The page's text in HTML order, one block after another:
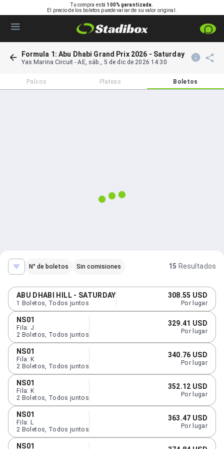
Tu compra está 100% garantizada.
El precio de los boletos puede variar de su valor original.
Formula 1: Abu Dhabi Grand Prix 2026 - Saturday
Yas Marina Circuit -AE, sáb., 5 de dic de 2026 14:30
Palcos Plateas Boletos
N° de boletos Sin comisiones 15 Resultados
ABU DHABI HILL - SATURDAY
1 Boletos Todos juntos
308.55 USD
Por lugar
NS01
Fila: J
2 Boletos Todos juntos
329.41 USD
Por lugar
NS01
Fila:K
2 Boletos Todos juntos
340.76 USD
Por lugar
NS01
Fila:K
2 Boletos Todos juntos
352.12 USD
Por lugar
NS01
Fila:L
2 Boletos Todos juntos
363.47 USD
Por lugar
NS01